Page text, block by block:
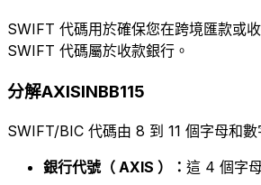
SWIFT 代碼用於確保您在跨境匯款或
SWIFT 代碼屬於收款銀行。
分解AXISINBB115
SWIFT/BIC 代碼由 8 到 11 個字母和
銀行代號（ AXIS ）： 這 4 個字